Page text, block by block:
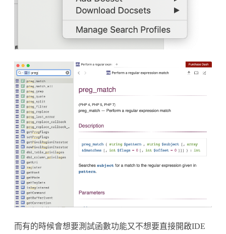
而有的時候會想要測試函數功能又不想要直接開啟IDE